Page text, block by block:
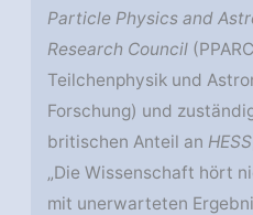
Particle Physics and
Research Council
Teilchenphysik und
Forschung) und
britischen Anteil anHESS
„Die Wissenschaft hört
mit unerwarteten